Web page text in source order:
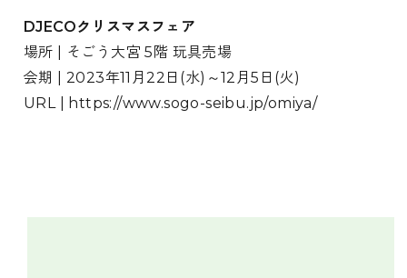
DJECOクリスマスフェア
場所 | そごう大宮 5階 玩具売場
会期 | 2023年11月22日(水)～12月5日(火)
URL | https://www.sogo-seibu.jp/omiya/